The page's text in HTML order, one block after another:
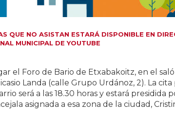
QUE NO ASISTAN ESTARÁ DISPONIBLE EN
MUNICIPAL DE YOUTUBE
el Foro de Bario de Etxabakoitz, en el
Landa (calle Grupo Urdánoz, 2). La cita
será a las 18.30 horas y estará presidida
asignada a esa zona de la ciudad,